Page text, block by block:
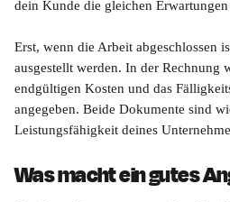
dein Kunde die gleichen Erwartungen
Erst, wenn die Arbeit abgeschlossen
ausgestellt werden. In der Rechnung
endgültigen Kosten und das
angegeben. Beide Dokumente sind
Leistungsfähigkeit deines
Was macht ein gutes